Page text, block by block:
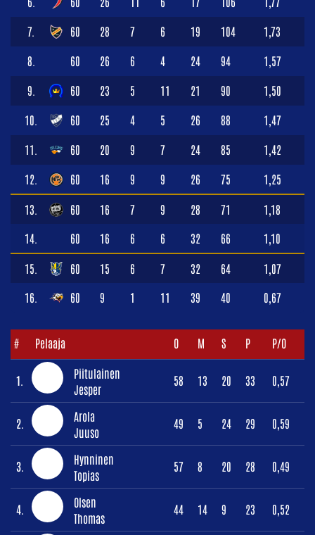
7. 60 28 7 6 19 104 1,73
8. 60 26 6 4 24 94 1,57
9. 60 23 5 11 21 90 1,50
10. 60 25 4 5 26 88 1,47
11. 60 20 9 7 24 85 1,42
12. 60 16 9 9 26 75 1,25
13. 60 16 7 9 28 71 1,18
14. 60 16 6 6 32 66 1,10
15. 60 15 6 7 32 64 1,07
16. 60 9 1 11 39 40 0,67
# Pelaaja O M S P P/O
1.
Piitulainen
Jesper
58 13 20 33 0,57
2.
Arola
Juuso
49 5 24 29 0,59
3.
Hynninen
Topias
57 8 20 28 0,49
4.
Olsen
Thomas
44 14 9 23 0,52